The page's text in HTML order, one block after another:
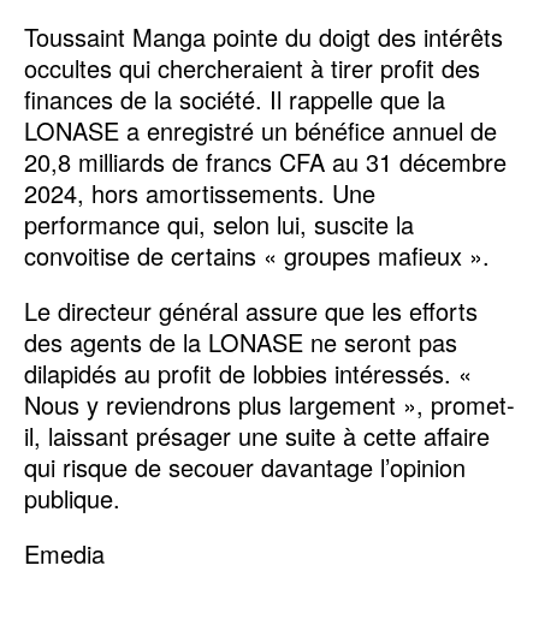
Toussaint Manga pointe du doigt des intérêts
occultes qui chercheraient à tirer profit des
finances de la société. Il rappelle que la
LONASE a enregistré un bénéfice annuel de
20,8 milliards de francs CFA au 31 décembre
2024, hors amortissements. Une
performance qui, selon lui, suscite la
convoitise de certains « groupes mafieux ».
Le directeur général assure que les efforts
des agents de la LONASE ne seront pas
dilapidés au profit de lobbies intéressés. «
Nous y reviendrons plus largement », promet-
il, laissant présager une suite à cette affaire
qui risque de secouer davantage l’opinion
publique.
Emedia